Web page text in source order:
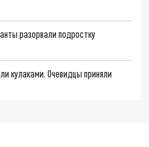
разорвали подростку
кулаками. Очевидцы приняли